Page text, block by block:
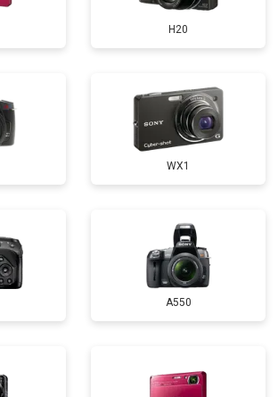
H20
WX1
A550